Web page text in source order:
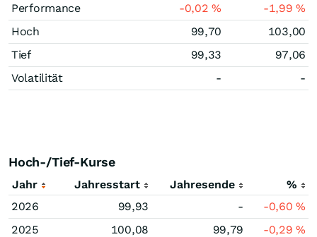
Performance
-0,02% -1,99%
Hoch
99,70
103,00
Tief
99,33
97,06
Volatilität
- -
Hoch-/Tief-Kurse
Jahr Jahresstart Jahresende
%
2026
99,93 - -0,60%
2025
100,08 99,79 -0,29%